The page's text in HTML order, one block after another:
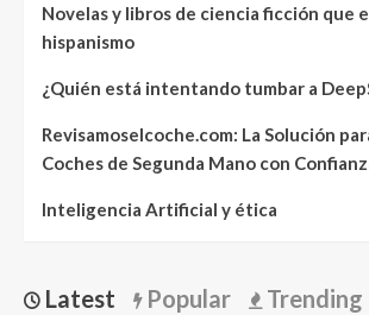
Novelas y libros de ciencia ficción que
hispanismo
¿Quién está intentando tumbar a
Revisamoselcoche.com: La Solución
Coches de Segunda Mano con
Inteligencia Artificial y ética
Latest Popular Trending